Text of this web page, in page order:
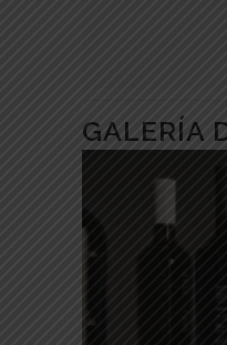
GALERÍA